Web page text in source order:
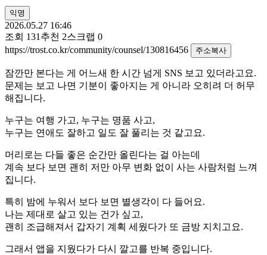
익명
2026.05.27 16:46
조회 131 추천 2스크랩 0
https://trost.co.kr/community/counsel/130816456
주소복사
잠깐만 본다는 게 어느새 한 시간 넘게 SNS 보고 있더라고요.
문제는 보고 나면 기분이 좋아지는 게 아니라 오히려 더 허무
해집니다.
누구는 여행 가고, 누구는 명품 사고,
누구는 연애도 잘하고 일도 잘 풀리는 것 같고요.
머리로는 다들 좋은 순간만 올린다는 걸 아는데
계속 보다 보면 괜히 저만 아무 변화 없이 사는 사람처럼 느껴
집니다.
특히 밤에 누워서 보다 보면 별생각이 다 들어요.
나는 제대로 살고 있는 건가 싶고,
괜히 조급해져서 갑자기 계획 세웠다가 또 금방 지치고요.
그래서 앱을 지웠다가 다시 깔고를 반복 중입니다.